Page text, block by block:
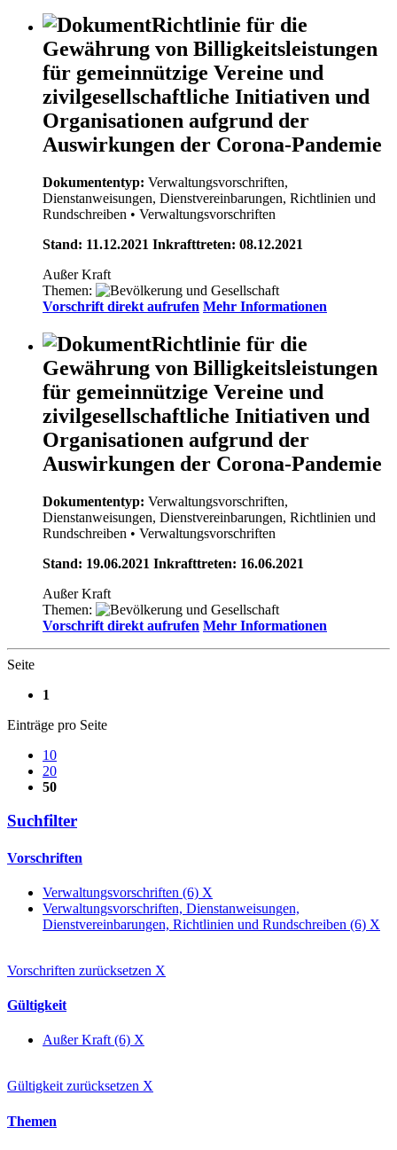
Richtlinie für die
Gewährung von Billigkeitsleistungen
für gemeinnützige Vereine und
zivilgesellschaftliche Initiativen und
Organisationen aufgrund der
Auswirkungen der Corona-Pandemie
Dokumententyp: Verwaltungsvorschriften,
Dienstanweisungen, Dienstvereinbarungen, Richtlinien und
Rundschreiben • Verwaltungsvorschriften
Stand: 11.12.2021 Inkrafttreten: 08.12.2021
Außer Kraft
Themen:
Vorschrift direkt aufrufen Mehr Informationen
Richtlinie für die
Gewährung von Billigkeitsleistungen
für gemeinnützige Vereine und
zivilgesellschaftliche Initiativen und
Organisationen aufgrund der
Auswirkungen der Corona-Pandemie
Dokumententyp: Verwaltungsvorschriften,
Dienstanweisungen, Dienstvereinbarungen, Richtlinien und
Rundschreiben • Verwaltungsvorschriften
Stand: 19.06.2021 Inkrafttreten: 16.06.2021
Außer Kraft
Themen:
Vorschrift direkt aufrufen Mehr Informationen
Seite
1
Einträge pro Seite
10
20
50
Suchfilter
Vorschriften
Verwaltungsvorschriften (6) X
Verwaltungsvorschriften, Dienstanweisungen,
Dienstvereinbarungen, Richtlinien und Rundschreiben (6) X
Vorschriften zurücksetzen X
Gültigkeit
Außer Kraft (6) X
Gültigkeit zurücksetzen X
Themen